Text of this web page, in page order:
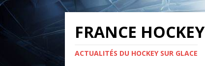
FRANCE HOCKEY
ACTUALITÉS DU HOCKEY SUR GLACE